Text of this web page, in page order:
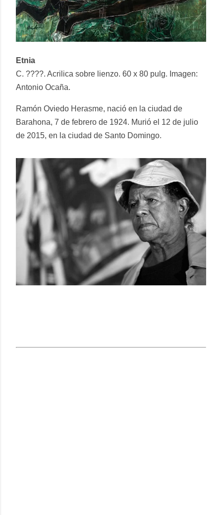
Etnia
C. ????. Acrilica sobre lienzo. 60 x 80 pulg. Imagen:
Antonio Ocaña.
Ramón Oviedo Herasme, nació en la ciudad de
Barahona, 7 de febrero de 1924. Murió el 12 de julio
de 2015, en la ciudad de Santo Domingo.